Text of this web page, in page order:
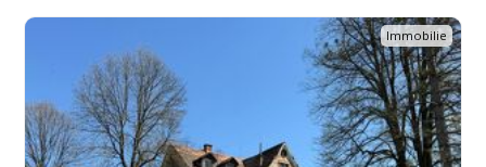
Immobilie